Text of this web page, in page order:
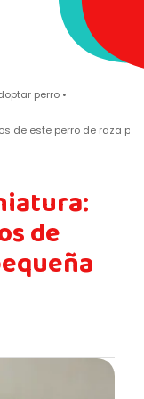
perro
de este perro de raza
de